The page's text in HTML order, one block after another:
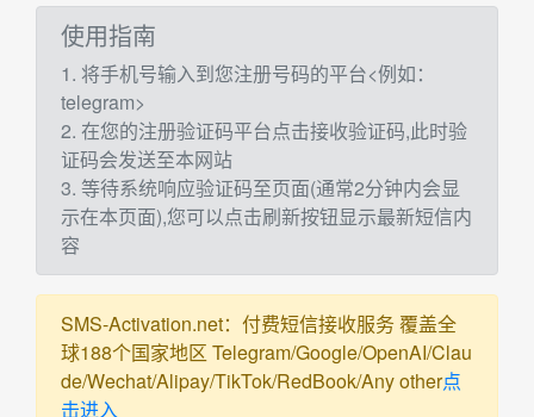
使用指南
1. 将手机号输入到您注册号码的平台<例如：
telegram>
2. 在您的注册验证码平台点击接收验证码,此时验
证码会发送至本网站
3. 等待系统响应验证码至页面(通常2分钟内会显
示在本页面),您可以点击刷新按钮显示最新短信内
容
SMS-Activation.net：付费短信接收服务 覆盖全
球188个国家地区 Telegram/Google/OpenAI/Clau
de/Wechat/Alipay/TikTok/RedBook/Any other点
击进入